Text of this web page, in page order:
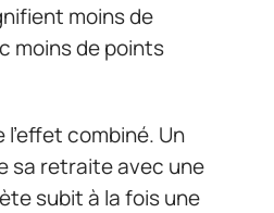
moins de
moins de points
combiné. Un
sa retraite avec une
subit à la fois une